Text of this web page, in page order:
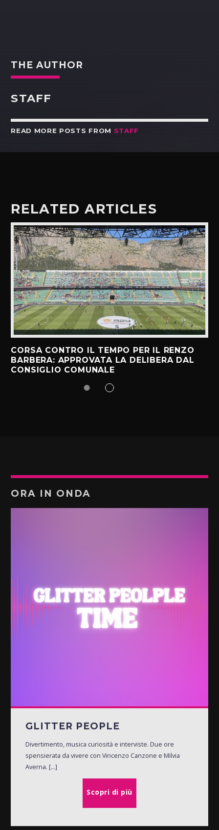
THE AUTHOR
STAFF
READ MORE POSTS FROM STAFF
RELATED ARTICLES
CORSA CONTRO IL TEMPO PER IL RENZO
BARBERA: APPROVATA LA DELIBERA DAL
CONSIGLIO COMUNALE
ORA IN ONDA
GLITTER PEOPLE
Divertimento, musica curiosità e interviste. Due ore
spensierata da vivere con Vincenzo Canzone e Milvia
Averna. [...]
Scopri di più